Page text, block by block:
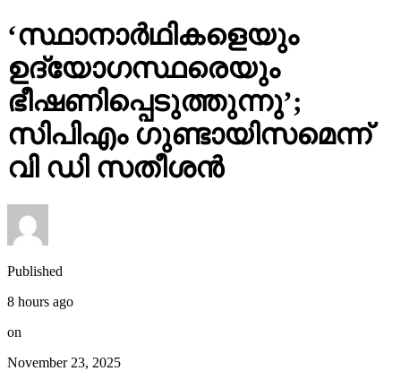
‘സ്ഥാനാര്‍ഥികളെയും
ഉദ്യോഗസ്ഥരെയും
ഭീഷണിപ്പെടുത്തുന്നു’;
സിപിഎം ഗുണ്ടായിസമെന്ന്
വി ഡി സതീശന്‍
Published
8 hours ago
on
November 23, 2025